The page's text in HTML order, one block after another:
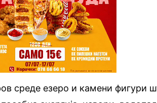
среде езеро и камени фигури